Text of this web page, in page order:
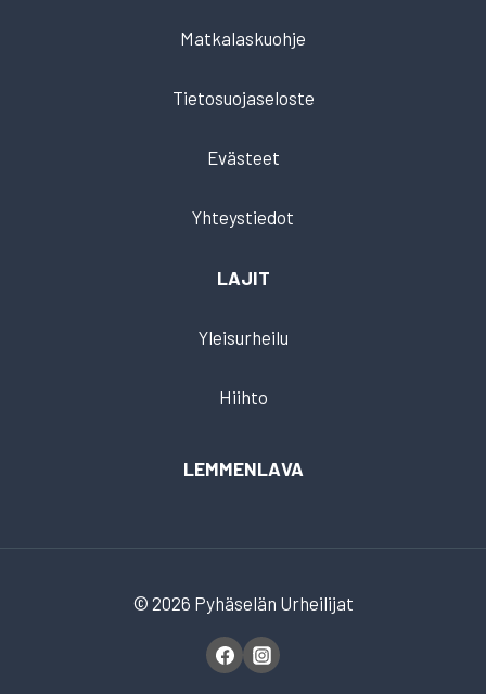
Matkalaskuohje
Tietosuojaseloste
Evästeet
Yhteystiedot
LAJIT
Yleisurheilu
Hiihto
LEMMENLAVA
© 2026 Pyhäselän Urheilijat